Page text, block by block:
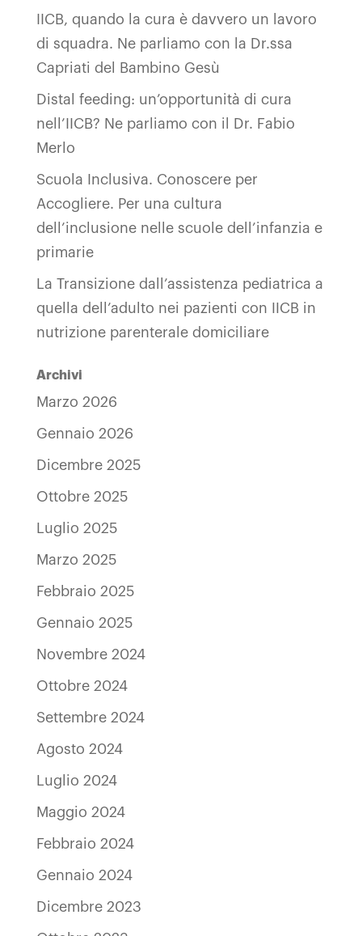
IICB, quando la cura è davvero un lavoro
di squadra. Ne parliamo con la Dr.ssa
Capriati del Bambino Gesù
Distal feeding: un’opportunità di cura
nell’IICB? Ne parliamo con il Dr. Fabio
Merlo
Scuola Inclusiva. Conoscere per
Accogliere. Per una cultura
dell’inclusione nelle scuole dell’infanzia e
primarie
La Transizione dall’assistenza pediatrica a
quella dell’adulto nei pazienti con IICB in
nutrizione parenterale domiciliare
Archivi
Marzo 2026
Gennaio 2026
Dicembre 2025
Ottobre 2025
Luglio 2025
Marzo 2025
Febbraio 2025
Gennaio 2025
Novembre 2024
Ottobre 2024
Settembre 2024
Agosto 2024
Luglio 2024
Maggio 2024
Febbraio 2024
Gennaio 2024
Dicembre 2023